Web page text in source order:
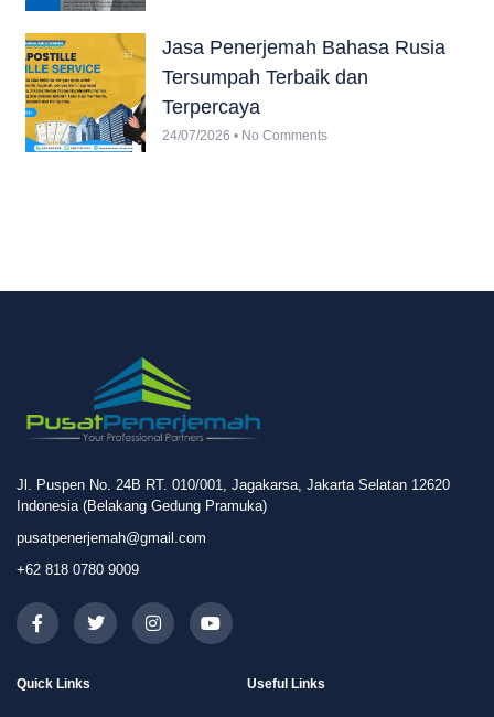
Jasa Penerjemah Bahasa Rusia
Tersumpah Terbaik dan
Terpercaya
24/07/2026 No Comments
Jl. Puspen No. 24B RT. 010/001, Jagakarsa, Jakarta Selatan 12620
Indonesia (Belakang Gedung Pramuka)
pusatpenerjemah@gmail.com
+62 818 0780 9009
Quick Links Useful Links